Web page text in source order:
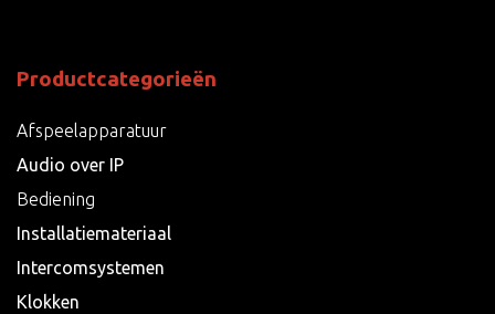
Productcategorieën
Afspeelapparatuur
Audio over IP
Bediening
Installatiemateriaal
Intercomsystemen
Klokken